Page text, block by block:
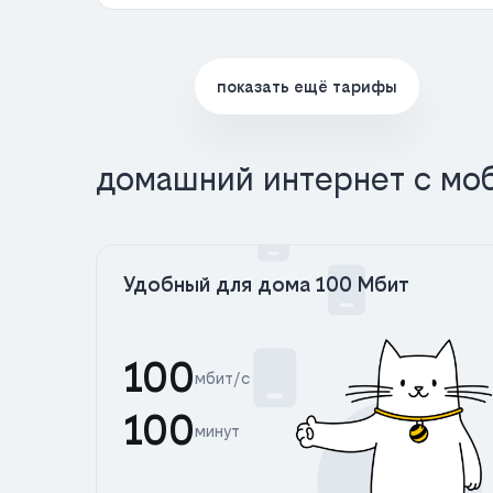
показать ещё тарифы
домашний интернет с
Удобный для дома 100 Мбит
100мбит/с
100минут